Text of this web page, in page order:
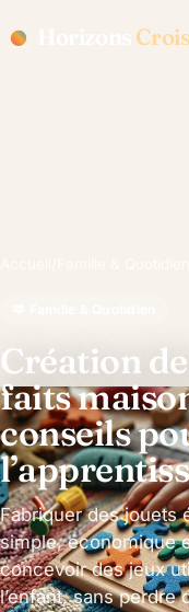
Création
faits
conseils
Fabriquer des jouets
simple, économique
concevoir des jeux
l’enfant, sans perdre